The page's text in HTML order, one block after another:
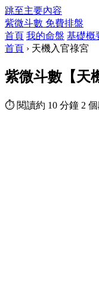
跳至主要內容
紫微斗數 免費排盤
首頁 我的命盤 基礎概
首頁 › 天機入官祿宮
紫微斗數【天
⏱ 閱讀約 10 分鐘 2